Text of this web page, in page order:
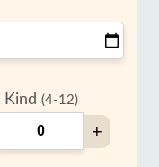
Kind (4-12)
+